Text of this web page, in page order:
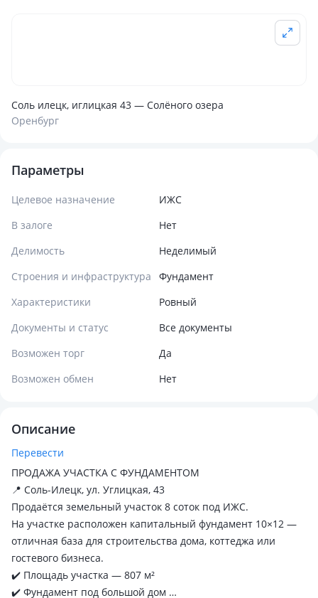
Соль илецк, иглицкая 43 — Солёного озера
Оренбург
Параметры
Целевое назначение
ИЖС
В залоге
Нет
Делимость
Неделимый
Строения и инфраструктура
Фундамент
Характеристики
Ровный
Документы и статус
Все документы
Возможен торг
Да
Возможен обмен
Нет
Описание
Перевести
ПРОДАЖА УЧАСТКА С ФУНДАМЕНТОМ
📍 Соль-Илецк, ул. Углицкая, 43
Продаётся земельный участок 8 соток под ИЖС.
На участке расположен капитальный фундамент 10×12 —
отличная база для строительства дома, коттеджа или
гостевого бизнеса.
✔️ Площадь участка — 807 м²
✔️ Фундамент под большой дом